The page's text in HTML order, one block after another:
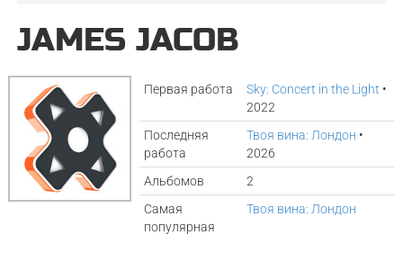
JAMES JACOB
Первая работа Sky: Concert in the Light •
2022
Последняя
работа
Твоя вина: Лондон •
2026
Альбомов
2
Самая
популярная
Твоя вина: Лондон